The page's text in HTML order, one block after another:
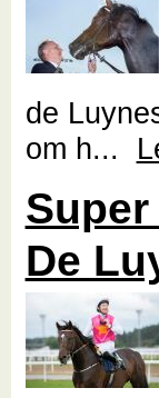
de
om h...
De